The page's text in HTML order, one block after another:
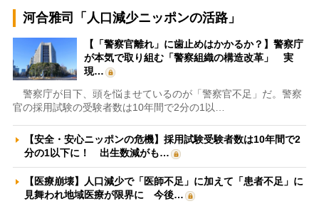
河合雅司「人口減少ニッポンの活路」
【「警察官離れ」に歯止めはかかるか？】警察庁
が本気で取り組む「警察組織の構造改革」 実
現…
警察庁が目下、頭を悩ませているのが「警察官不足」だ。警察
官の採用試験の受験者数は10年間で2分の1以…
【安全・安心ニッポンの危機】採用試験受験者数は10年間で2
分の1以下に！ 出生数減がも…
【医療崩壊】人口減少で「医師不足」に加えて「患者不足」に
見舞われ地域医療が限界に 今後…